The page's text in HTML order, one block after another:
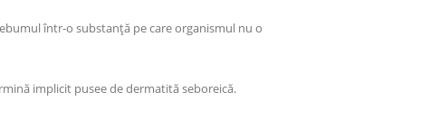
într-o substanță pe care organismul nu o
implicit pusee de dermatită seboreică.